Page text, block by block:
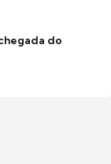
do